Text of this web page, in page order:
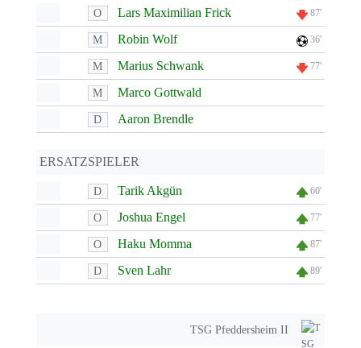
O Lars Maximilian Frick 87'
M Robin Wolf 36'
M Marius Schwank 77'
M Marco Gottwald
D Aaron Brendle
ERSATZSPIELER
D Tarik Akgün 60'
O Joshua Engel 77'
O Haku Momma 87'
D Sven Lahr 89'
TSG Pfeddersheim II